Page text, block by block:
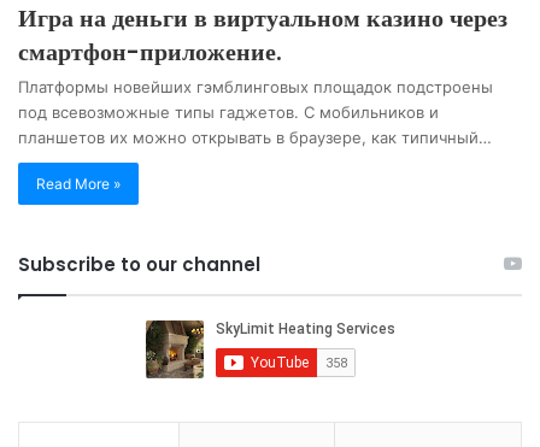
Игра на деньги в виртуальном казино через
смартфон-приложение.
Платформы новейших гэмблинговых площадок подстроены
под всевозможные типы гаджетов. С мобильников и
планшетов их можно открывать в браузере, как типичный…
Read More »
Subscribe to our channel